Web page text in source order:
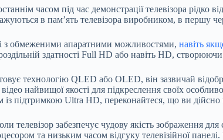
часом під час демонстрації телевізора рідко
в пам’ять телевізора виробником, в першу
з обмеженими апаратними можливостями, навіть
здатності Full HD або навіть HD,
технологію QLED або OLED, він зазвичай
найвищої якості для підкреслення своїх
із підтримкою Ultra HD, переконайтеся, що ви
телевізор забезпечує чудову якість зображення
та низьким часом відгуку телевізійної